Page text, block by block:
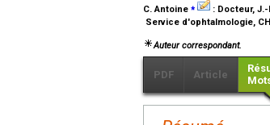
C. Antoine ⁎ : Docteur, J.-
Service d'ophtalmologie,
Auteur correspondant.
PDF Article